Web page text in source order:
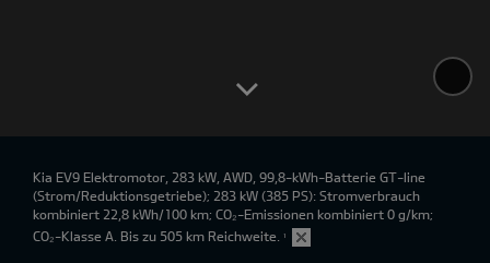
Kia EV9 Elektromotor, 283 kW, AWD, 99,8-kWh-Batterie GT-line
(Strom/Reduktionsgetriebe); 283 kW (385 PS): Stromverbrauch
kombiniert 22,8 kWh/100 km; CO₂-Emissionen kombiniert 0 g/km;
CO₂-Klasse A. Bis zu 505 km Reichweite. ¹